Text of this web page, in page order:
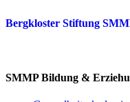
Bergkloster Stiftung
SMMP Bildung &